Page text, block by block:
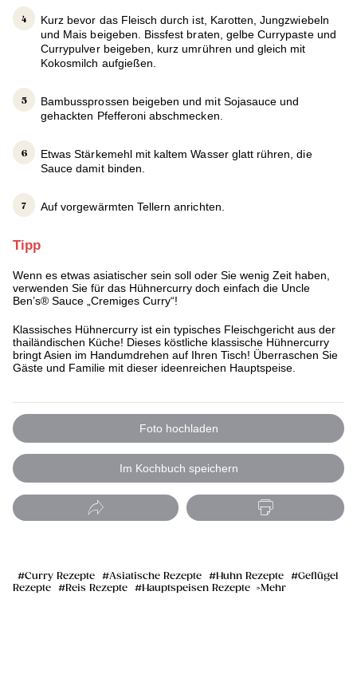
Kurz bevor das Fleisch durch ist, Karotten, Jungzwiebeln
und Mais beigeben. Bissfest braten, gelbe Currypaste und
Currypulver beigeben, kurz umrühren und gleich mit
Kokosmilch aufgießen.
Bambussprossen beigeben und mit Sojasauce und
gehackten Pfefferoni abschmecken.
Etwas Stärkemehl mit kaltem Wasser glatt rühren, die
Sauce damit binden.
Auf vorgewärmten Tellern anrichten.
Tipp
Wenn es etwas asiatischer sein soll oder Sie wenig Zeit haben,
verwenden Sie für das Hühnercurry doch einfach die Uncle
Ben’s® Sauce „Cremiges Curry“!
Klassisches Hühnercurry ist ein typisches Fleischgericht aus der
thailändischen Küche! Dieses köstliche klassische Hühnercurry
bringt Asien im Handumdrehen auf Ihren Tisch! Überraschen Sie
Gäste und Familie mit dieser ideenreichen Hauptspeise.
Foto hochladen
Im Kochbuch speichern
Curry Rezepte Asiatische Rezepte Huhn Rezepte
Geflügel
Rezepte
Reis Rezepte Hauptspeisen Rezepte Mehr